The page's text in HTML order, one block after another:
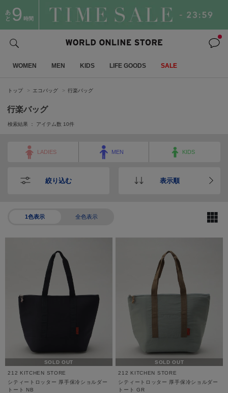
あ
と 9 時間
WOMEN MEN KIDS LIFE GOODS SALE
トップ エコバッグ 行楽バッグ
行楽バッグ
検索結果 ： アイテム数 10件
LADIES MEN KIDS
絞り込む 表示順
1色表示 全色表示
SOLD OUT
212 KITCHEN STORE
シティートロッター 厚手保冷ショルダー
トート NB
SOLD OUT
212 KITCHEN STORE
シティートロッター 厚手保冷ショルダー
トート GR